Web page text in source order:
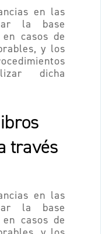
en las
la base
casos de
y los
dicha
través
en las
la base
casos de